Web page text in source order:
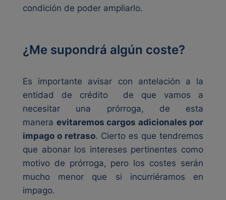
condición de poder ampliarlo.
¿Me supondrá algún coste?
Es importante avisar con antelación a la
entidad de crédito de que vamos a
necesitar una prórroga, de esta
manera evitaremos cargos adicionales por
impago o retraso. Cierto es que tendremos
que abonar los intereses pertinentes como
motivo de prórroga, pero los costes serán
mucho menor que si incurriéramos en
impago.